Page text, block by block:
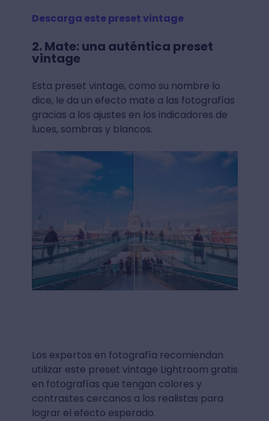
Descarga este preset vintage
2. Mate: una auténtica preset
vintage
Esta preset vintage, como su nombre lo
dice, le da un efecto mate a las fotografías
gracias a los ajustes en los indicadores de
luces, sombras y blancos.
Los expertos en fotografía recomiendan
utilizar este preset vintage Lightroom gratis
en fotografías que tengan colores y
contrastes cercanos a los realistas para
lograr el efecto esperado.